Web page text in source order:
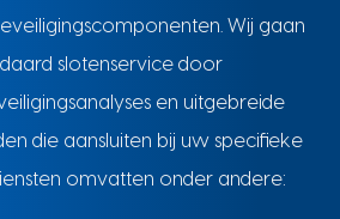
Wij gaan
slotenservice door
en uitgebreide
die aansluiten bij uw specifieke
omvatten onder andere: